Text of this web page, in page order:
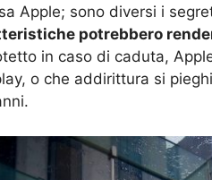
Apple; sono diversi i
potrebbero
in caso di caduta,
o che addirittura si